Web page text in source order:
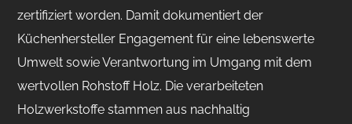
zertifiziert worden. Damit dokumentiert der
Küchenhersteller Engagement für eine lebenswerte
Umwelt sowie Verantwortung im Umgang mit dem
wertvollen Rohstoff Holz. Die verarbeiteten
Holzwerkstoffe stammen aus nachhaltig